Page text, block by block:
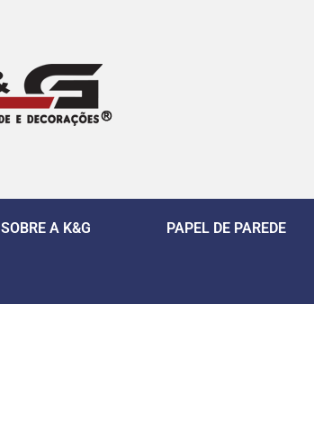
SOBRE A K&G PAPEL DE PAREDE